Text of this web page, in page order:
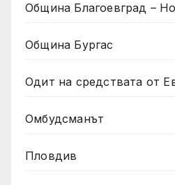
Община Благоевград –
Община Бургас
Одит на средствата от
Омбудсманът
Пловдив